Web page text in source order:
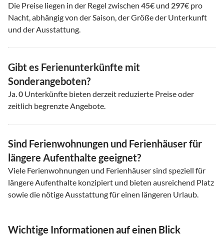
Die Preise liegen in der Regel zwischen 45€ und 297€ pro
Nacht, abhängig von der Saison, der Größe der Unterkunft
und der Ausstattung.
Gibt es Ferienunterkünfte mit
Sonderangeboten?
Ja.0 Unterkünfte bieten derzeit reduzierte Preise oder
zeitlich begrenzte Angebote.
Sind Ferienwohnungen und Ferienhäuser für
längere Aufenthalte geeignet?
Viele Ferienwohnungen und Ferienhäuser sind speziell für
längere Aufenthalte konzipiert und bieten ausreichend Platz
sowie die nötige Ausstattung für einen längeren Urlaub.
Wichtige Informationen auf einen Blick